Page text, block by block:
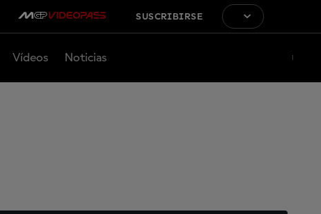
SUSCRIBIRSE
Vídeos Noticias